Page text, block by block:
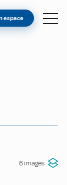
espace
6 images